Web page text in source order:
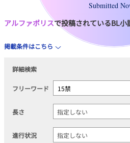
Submitted
アルファポリスで投稿されているBL小
掲載条件はこちら
詳細検索
フリーワード
長さ
進行状況